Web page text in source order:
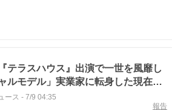
テラスハウス』出演で一世を風靡し
ルモデル」実業家に転身した現在と
ース - 7/9 04:35
報告